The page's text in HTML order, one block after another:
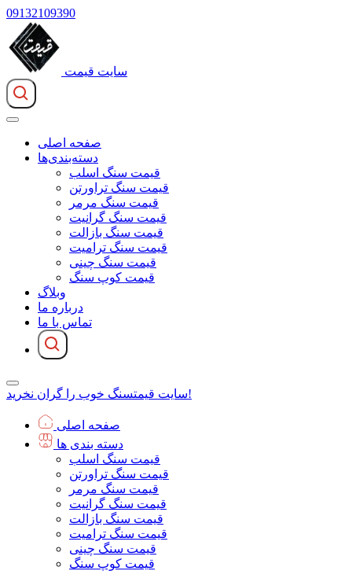
09132109390
سایت قیمت
صفحه اصلی
دسته‌بندی‌ها
قیمت سنگ اسلب
قیمت سنگ تراورتن
قیمت سنگ مرمر
قیمت سنگ گرانیت
قیمت سنگ بازالت
قیمت سنگ ترامیت
قیمت سنگ چینی
قیمت کوپ سنگ
وبلاگ
درباره ما
تماس با ما
سایت قیمتسنگ خوب را گران نخرید!
صفحه اصلی
دسته بندی ها
قیمت سنگ اسلب
قیمت سنگ تراورتن
قیمت سنگ مرمر
قیمت سنگ گرانیت
قیمت سنگ بازالت
قیمت سنگ ترامیت
قیمت سنگ چینی
قیمت کوپ سنگ